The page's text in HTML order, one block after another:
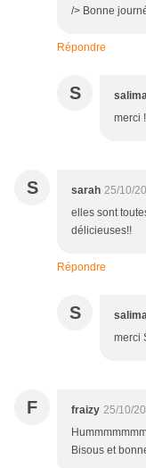
/> Bonne
Répondre
S salima
merci
S sarah 25/10/
elles sont
délicieuses!!
Répondre
S salima
merci
F fraizy 25/10/
Bisous et